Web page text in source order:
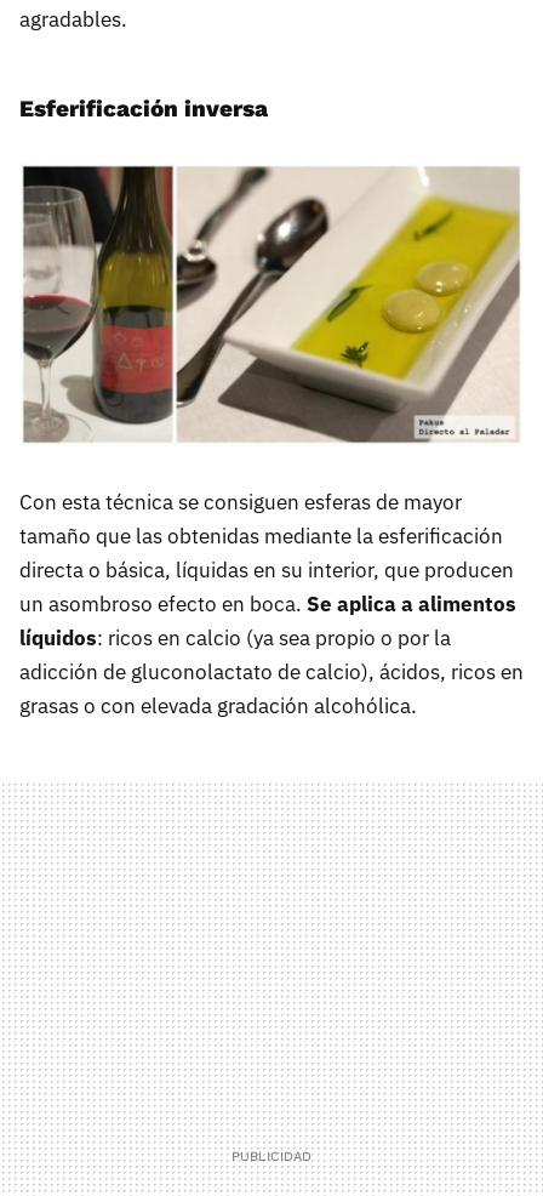
agradables.
Esferificación inversa
Con esta técnica se consiguen esferas de mayor
tamaño que las obtenidas mediante la esferificación
directa o básica, líquidas en su interior, que producen
un asombroso efecto en boca. Se aplica a alimentos
líquidos: ricos en calcio (ya sea propio o por la
adicción de gluconolactato de calcio), ácidos, ricos en
grasas o con elevada gradación alcohólica.